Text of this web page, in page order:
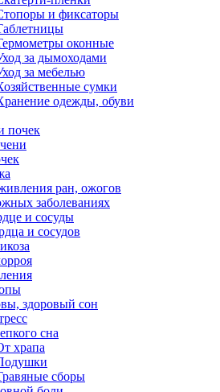
и фиксаторы
оконные
за дымоходами
за мебелью
сумки
одежды, обуви
почек
ран, ожогов
заболеваниях
и сосуды
и сосудов
здоровый сон
сна
храпа
сборы